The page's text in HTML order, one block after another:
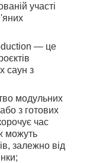
участі
— це
саун з
модульних
з готових
час
можуть
залежно від